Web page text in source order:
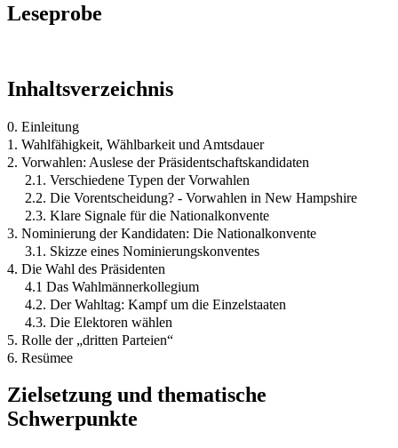
Leseprobe
Inhaltsverzeichnis
0. Einleitung
1. Wahlfähigkeit, Wählbarkeit und Amtsdauer
2. Vorwahlen: Auslese der Präsidentschaftskandidaten
2.1. Verschiedene Typen der Vorwahlen
2.2. Die Vorentscheidung? - Vorwahlen in New Hampshire
2.3. Klare Signale für die Nationalkonvente
3. Nominierung der Kandidaten: Die Nationalkonvente
3.1. Skizze eines Nominierungskonventes
4. Die Wahl des Präsidenten
4.1 Das Wahlmännerkollegium
4.2. Der Wahltag: Kampf um die Einzelstaaten
4.3. Die Elektoren wählen
5. Rolle der „dritten Parteien“
6. Resümee
Zielsetzung und thematische
Schwerpunkte